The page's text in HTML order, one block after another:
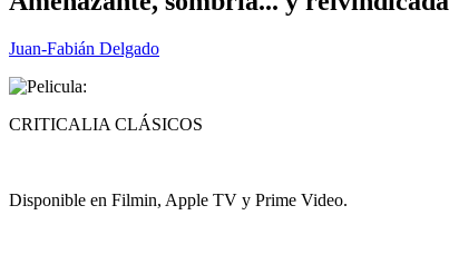
Juan-Fabián Delgado
CRITICALIA CLÁSICOS
Disponible en Filmin, Apple TV y Prime Video.